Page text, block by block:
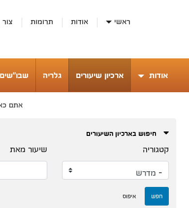
ראשי אודות תרומות
אודות ארכיון שיעורים גלריה שבו"שים
אתם
חיפוש בארכיון השיעורים
קטגוריה שיעור מאת
חפש איפוס